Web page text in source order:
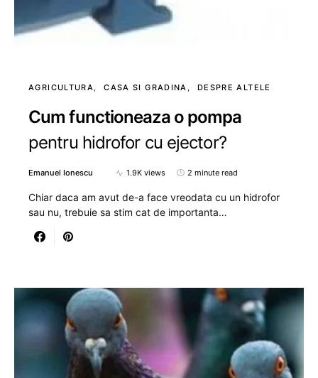
AGRICULTURA CASA SI GRADINA DESPRE ALTELE
Cum functioneaza o pompa
pentru hidrofor cu ejector?
Emanuel Ionescu 1.9K views 2 minute read
Chiar daca am avut de-a face vreodata cu un hidrofor
sau nu, trebuie sa stim cat de importanta…